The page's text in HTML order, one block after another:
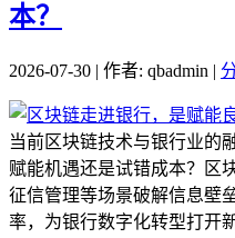
本？
2026-07-30 | 作者: qbadmin |
当前区块链技术与银行业的
赋能机遇还是试错成本？区
征信管理等场景破解信息壁
率，为银行数字化转型打开